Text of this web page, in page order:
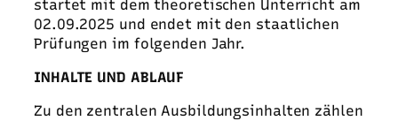
startet mit dem theoretischen Unterricht am
02.09.2025 und endet mit den staatlichen
Prüfungen im folgenden Jahr.
INHALTE UND ABLAUF
Zu den zentralen Ausbildungsinhalten zählen